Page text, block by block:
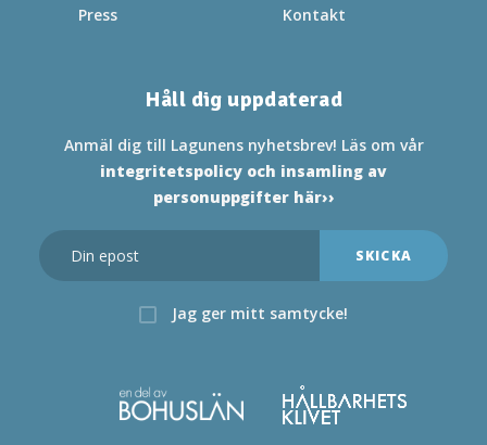
Press
Kontakt
Håll dig uppdaterad
Anmäl dig till Lagunens nyhetsbrev! Läs om vår
integritetspolicy och insamling av
personuppgifter här››
Jag ger mitt samtycke!